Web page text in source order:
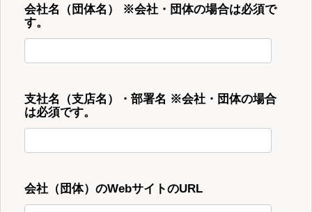
会社名（団体名） ※会社・団体の場合は必須で
す。
支社名（支店名）・部署名 ※会社・団体の場合
は必須です。
会社（団体）のWebサイトのURL